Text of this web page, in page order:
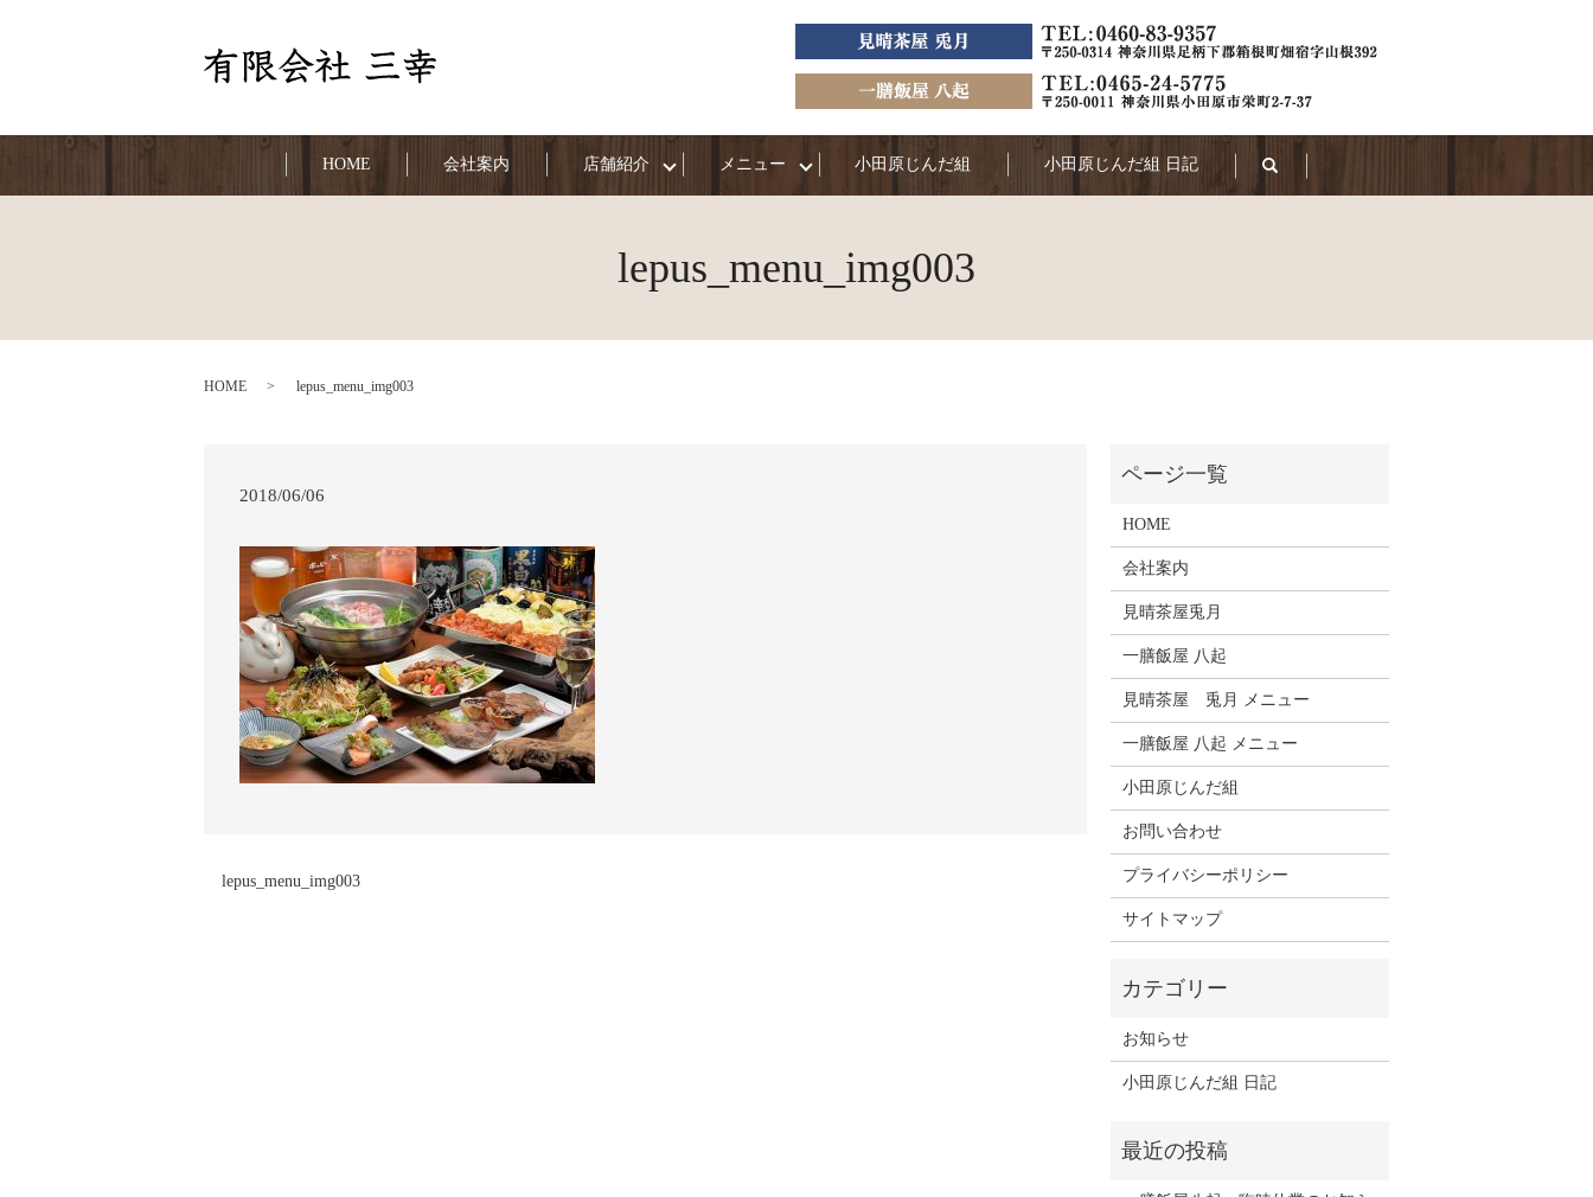
HOME 会社案内 店舗紹介 メニュー 小田原じんだ組 小田原じんだ組 日記 search
lepus_menu_img003
HOME lepus_menu_img003
2018/06/06
lepus_menu_img003
HOME
会社案内
見晴茶屋兎月
一膳飯屋 八起
見晴茶屋 兎月 メニュー
一膳飯屋 八起 メニュー
小田原じんだ組
お問い合わせ
プライバシーポリシー
サイトマップ
お知らせ
小田原じんだ組 日記